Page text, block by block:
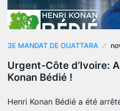
3E MANDAT DE OUATTARA
Urgent-Côte d’Ivoire:
Konan Bédié !
Henri Konan Bédié a été